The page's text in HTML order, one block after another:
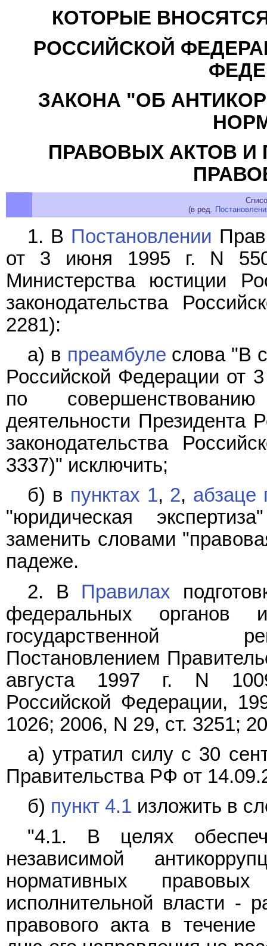
КОТОРЫЕ
РОССИЙСКОЙ
ЗАКОНА "ОБ
ПРАВОВЫХ АКТОВ И
(в ред.
1. В Постановлении
от 3 июня 1995 г. N
Министерства юстиции
законодательства
2281):
а) в преамбуле слова "В
Российской Федерации от
по
деятельности Президента
законодательства
3337)" исключить;
б) в пунктах 1, 2, абзаце
"юридическая
заменить словами
падеже.
2. В Правилах
федеральных органов
государственной
Постановлением
августа 1997 г. N 1009
Российской Федерации,
1026; 2006, N 29, ст. 3251;
а) утратил силу с 30
Правительства РФ от
б) пункт 4.1 изложить в
"4.1. В целях
независимой
нормативных
исполнительной власти -
правового акта в течение